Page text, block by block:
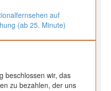
auf
(ab 25. Minute)
beschlossen wir, das
zu bezahlen, der uns